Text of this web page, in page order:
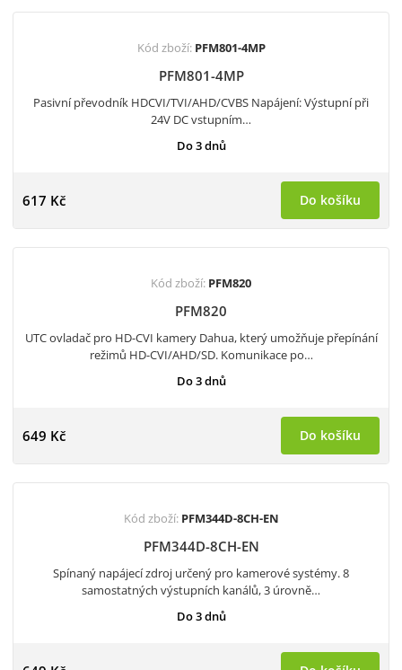
Kód zboží: PFM801-4MP
PFM801-4MP
Pasivní převodník HDCVI/TVI/AHD/CVBS Napájení: Výstupní při
24V DC vstupním…
Do 3 dnů
617 Kč Do košíku
Kód zboží: PFM820
PFM820
UTC ovladač pro HD-CVI kamery Dahua, který umožňuje přepínání
režimů HD-CVI/AHD/SD. Komunikace po…
Do 3 dnů
649 Kč Do košíku
Kód zboží: PFM344D-8CH-EN
PFM344D-8CH-EN
Spínaný napájecí zdroj určený pro kamerové systémy. 8
samostatných výstupních kanálů, 3 úrovně…
Do 3 dnů